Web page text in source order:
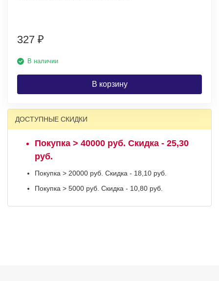
327 ₽
В наличии
В корзину
ДОСТУПНЫЕ СКИДКИ
Покупка > 40000 руб. Скидка - 25,30
руб.
Покупка > 20000 руб. Скидка - 18,10 руб.
Покупка > 5000 руб. Скидка - 10,80 руб.